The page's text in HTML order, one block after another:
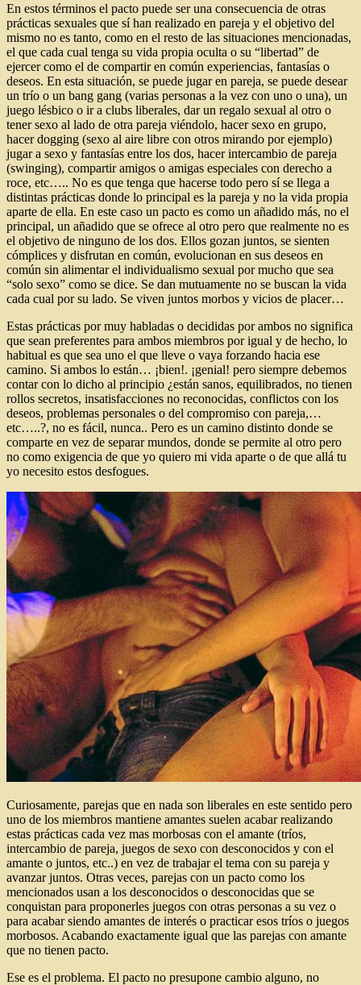
En estos términos el pacto puede ser una consecuencia de otras
prácticas sexuales que sí han realizado en pareja y el objetivo del
mismo no es tanto, como en el resto de las situaciones mencionadas,
el que cada cual tenga su vida propia oculta o su “libertad” de
ejercer como el de compartir en común experiencias, fantasías o
deseos. En esta situación, se puede jugar en pareja, se puede desear
un trío o un bang gang (varias personas a la vez con uno o una), un
juego lésbico o ir a clubs liberales, dar un regalo sexual al otro o
tener sexo al lado de otra pareja viéndolo, hacer sexo en grupo,
hacer dogging (sexo al aire libre con otros mirando por ejemplo)
jugar a sexo y fantasías entre los dos, hacer intercambio de pareja
(swinging), compartir amigos o amigas especiales con derecho a
roce, etc….. No es que tenga que hacerse todo pero sí se llega a
distintas prácticas donde lo principal es la pareja y no la vida propia
aparte de ella. En este caso un pacto es como un añadido más, no el
principal, un añadido que se ofrece al otro pero que realmente no es
el objetivo de ninguno de los dos. Ellos gozan juntos, se sienten
cómplices y disfrutan en común, evolucionan en sus deseos en
común sin alimentar el individualismo sexual por mucho que sea
“solo sexo” como se dice. Se dan mutuamente no se buscan la vida
cada cual por su lado. Se viven juntos morbos y vicios de placer…
Estas prácticas por muy habladas o decididas por ambos no significa
que sean preferentes para ambos miembros por igual y de hecho, lo
habitual es que sea uno el que lleve o vaya forzando hacia ese
camino. Si ambos lo están… ¡bien!. ¡genial! pero siempre debemos
contar con lo dicho al principio ¿están sanos, equilibrados, no tienen
rollos secretos, insatisfacciones no reconocidas, conflictos con los
deseos, problemas personales o del compromiso con pareja,…
etc…..?, no es fácil, nunca.. Pero es un camino distinto donde se
comparte en vez de separar mundos, donde se permite al otro pero
no como exigencia de que yo quiero mi vida aparte o de que allá tu
yo necesito estos desfogues.
Curiosamente, parejas que en nada son liberales en este sentido pero
uno de los miembros mantiene amantes suelen acabar realizando
estas prácticas cada vez mas morbosas con el amante (tríos,
intercambio de pareja, juegos de sexo con desconocidos y con el
amante o juntos, etc..) en vez de trabajar el tema con su pareja y
avanzar juntos. Otras veces, parejas con un pacto como los
mencionados usan a los desconocidos o desconocidas que se
conquistan para proponerles juegos con otras personas a su vez o
para acabar siendo amantes de interés o practicar esos tríos o juegos
morbosos. Acabando exactamente igual que las parejas con amante
que no tienen pacto.
Ese es el problema. El pacto no presupone cambio alguno, no